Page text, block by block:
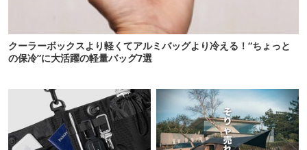
クーラーボックスより軽くてアルミバッグより冷える！“ちょっと
の保冷”に大活躍の軽量バッグ7選